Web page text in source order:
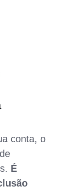
conta, o
É